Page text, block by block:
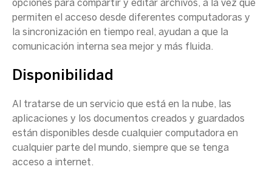
opciones para compartir y editar archivos, a la vez que
permiten el acceso desde diferentes computadoras y
la sincronización en tiempo real, ayudan a que la
comunicación interna sea mejor y más fluida.
Disponibilidad
Al tratarse de un servicio que está en la nube, las
aplicaciones y los documentos creados y guardados
están disponibles desde cualquier computadora en
cualquier parte del mundo, siempre que se tenga
acceso a internet.